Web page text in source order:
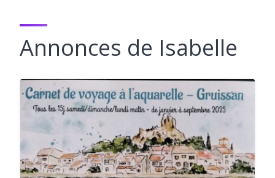
Annonces de Isabelle